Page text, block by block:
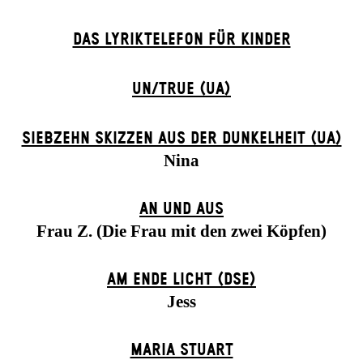
DAS LYRIKTELEFON FÜR KINDER
UN/TRUE (UA)
SIEBZEHN SKIZZEN AUS DER DUNKELHEIT (UA)
Nina
AN UND AUS
Frau Z. (Die Frau mit den zwei Köpfen)
AM ENDE LICHT (DSE)
Jess
MARIA STUART